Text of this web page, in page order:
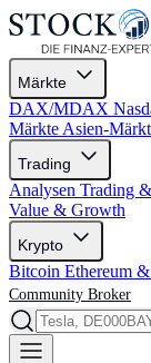
Märkte
DAX/MDAX
Märkte Asien-
Trading
Analysen Trading
Value & Growth
Krypto
Bitcoin Ethereum
Community Broker